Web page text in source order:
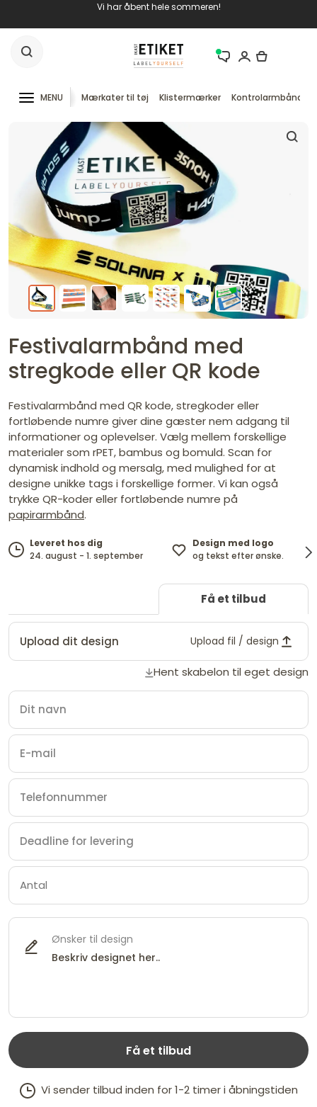
Vi har åbent hele sommeren!
MENU Mærkater til tøj Klistermærker Kontrolarmbånd
Festivalarmbånd med
stregkode eller QR kode
Festivalarmbånd med QR kode, stregkoder eller
fortløbende numre giver dine gæster nem adgang til
informationer og oplevelser. Vælg mellem forskellige
materialer som rPET, bambus og bomuld. Scan for
dynamisk indhold og mersalg, med mulighed for at
designe unikke tags i forskellige former. Vi kan også
trykke QR-koder eller fortløbende numre på
papirarmbånd.
Leveret hos dig
24. august - 1. september
Design med logo
og tekst efter ønske.
Få et tilbud
Upload dit design Upload fil / design
Hent skabelon til eget design
Ønsker til design
Få et tilbud
Vi sender tilbud inden for 1-2 timer i åbningstiden